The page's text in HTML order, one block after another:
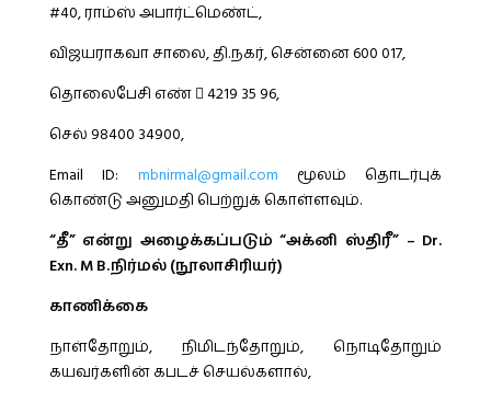
#40, ராம்ஸ் அபார்ட்மெண்ட்,
விஜயராகவா சாலை, தி.நகர், சென்னை 600 017,
தொலைபேசி எண்  4219 35 96,
செல் 98400 34900,
Email ID: mbnirmal@gmail.com மூலம் தொடர்புக்
கொண்டு அனுமதி பெற்றுக் கொள்ளவும்.
“தீ” என்று அழைக்கப்படும் “அக்னி ஸ்திரீ” – Dr.
Exn. M B.நிர்மல் (நூலாசிரியர்)
காணிக்கை
நாள்தோறும், நிமிடந்தோறும், நொடிதோறும்
கயவர்களின் கபடச் செயல்களால்,